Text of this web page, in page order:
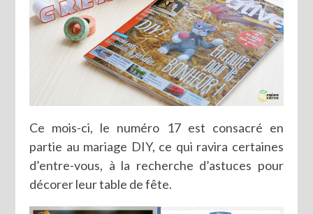
Ce mois-ci, le numéro 17 est consacré en
partie au mariage DIY, ce qui ravira certaines
d’entre-vous, à la recherche d’astuces pour
décorer leur table de fête.